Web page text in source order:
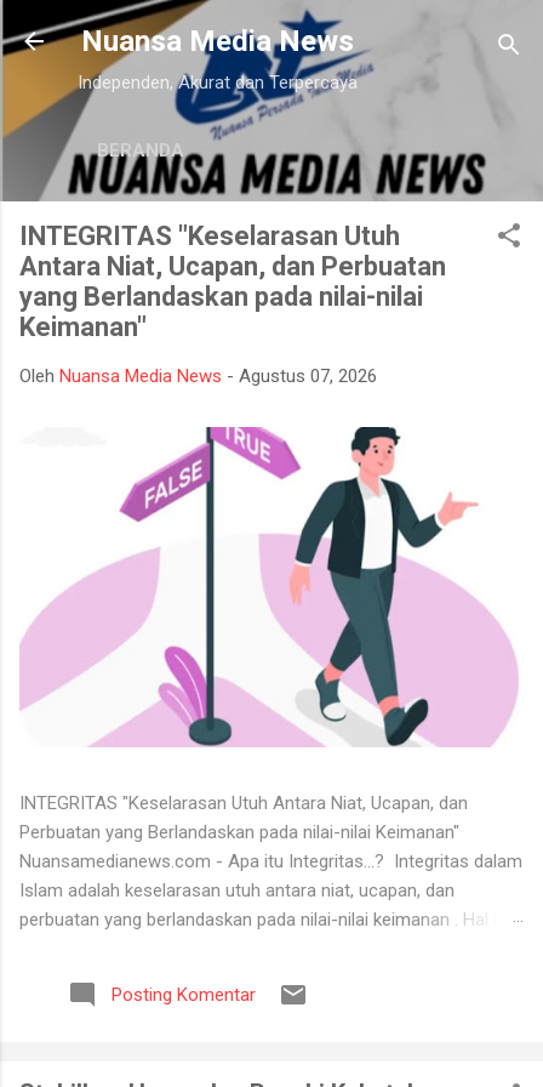
Langsung ke konten utama
Nuansa Media News
Independen, Akurat dan Terpercaya
BERANDA
INTEGRITAS "Keselarasan Utuh
Antara Niat, Ucapan, dan Perbuatan
yang Berlandaskan pada nilai-nilai
Keimanan"
Oleh Nuansa Media News - Agustus 07, 2026
INTEGRITAS "Keselarasan Utuh Antara Niat, Ucapan, dan
Perbuatan yang Berlandaskan pada nilai-nilai Keimanan"
Nuansamedianews.com - Apa itu Integritas...? Integritas dalam
Islam adalah keselarasan utuh antara niat, ucapan, dan
perbuatan yang berlandaskan pada nilai-nilai keimanan . Hal ini
mana seseorang hidup secara konsisten di jalan Allah,
menjunjung tinggi kejujuran, serta dapat dipercaya dalam setiap
Posting Komentar